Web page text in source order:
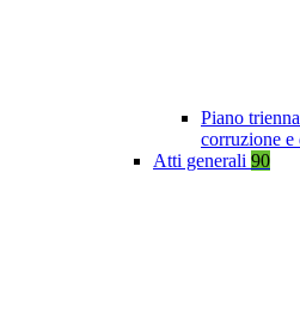
Piano
corruzione e
Atti generali 90